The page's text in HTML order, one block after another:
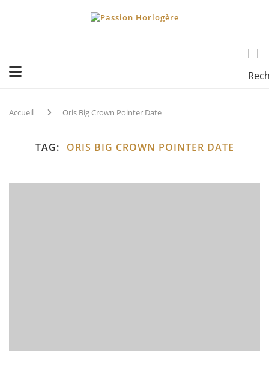
Accueil Oris Big Crown Pointer Date
TAG ORIS BIG CROWN POINTER DATE